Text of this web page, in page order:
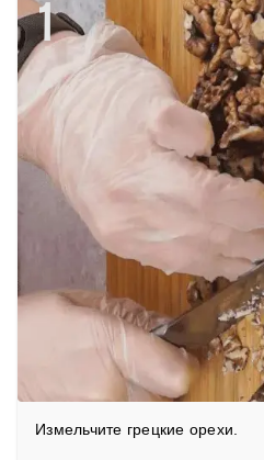
1
Измельчите грецкие орехи.